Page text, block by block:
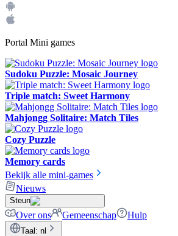
Portal Mini games
Sudoku Puzzle: Mosaic Journey
Triple match: Sweet Harmony
Mahjongg Solitaire: Match Tiles
Cozy Puzzle
Memory cards
Bekijk alle mini-games
Nieuws
Steun
Over ons Gemeenschap Hulp
Taal : nl